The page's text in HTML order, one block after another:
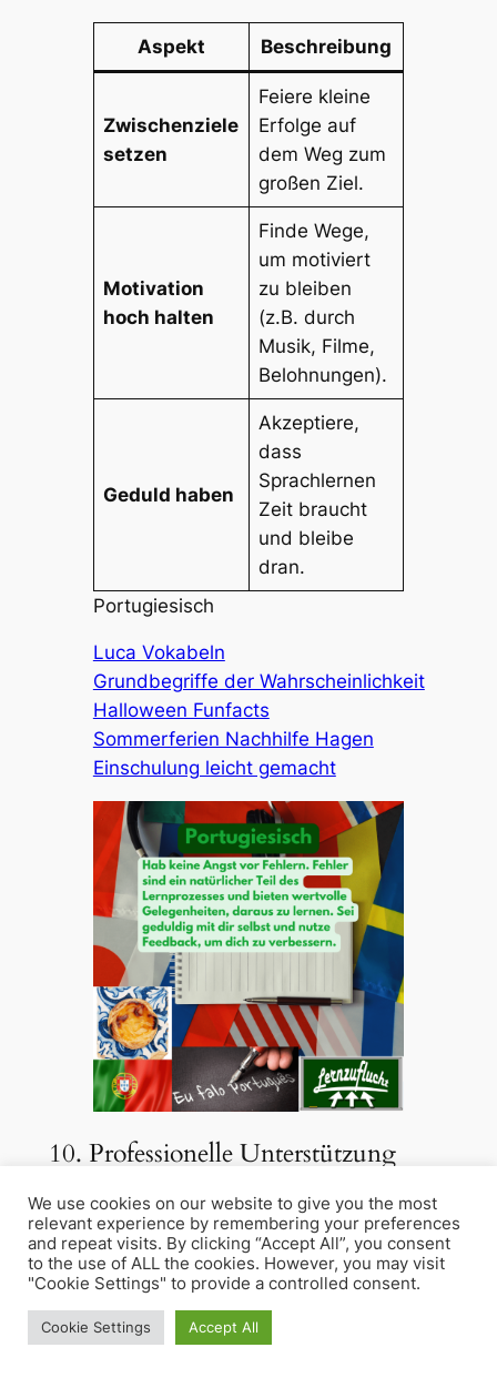
Aspekt Beschreibung
Zwischenziele
setzen
Feiere kleine
Erfolge auf
dem Weg zum
großen Ziel.
Motivation
hoch halten
Finde Wege,
um motiviert
zu bleiben
(z.B. durch
Musik, Filme,
Belohnungen).
Geduld haben
Akzeptiere,
dass
Sprachlernen
Zeit braucht
und bleibe
dran.
Portugiesisch
Luca Vokabeln
Grundbegriffe der Wahrscheinlichkeit
Halloween Funfacts
Sommerferien Nachhilfe Hagen
Einschulung leicht gemacht
10. Professionelle Unterstützung
Nimm die Unterstützung von erfahrenen
Lehrern in Anspruch. Unsere qualifizierten
Lehrkräfte bei der Lernzuflucht Hagen
Nachhilfe bieten gezielte Unterstützung und
We use cookies on our website to give you the most
relevant experience by remembering your preferences
and repeat visits. By clicking “Accept All”, you consent
to the use of ALL the cookies. However, you may visit
"Cookie Settings" to provide a controlled consent.
Cookie Settings Accept All